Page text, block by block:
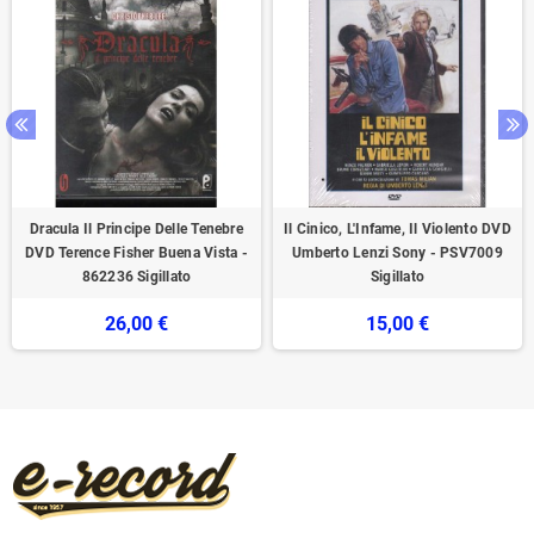
Dracula Il Principe Delle Tenebre
DVD Terence Fisher Buena Vista -
862236 Sigillato
26,00 €
Il Cinico, L'Infame, Il Violento DVD
Umberto Lenzi Sony - PSV7009
Sigillato
15,00 €